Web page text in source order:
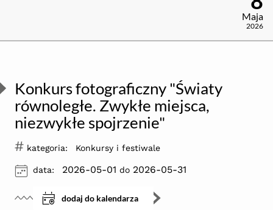
Maja
2026
Konkurs fotograficzny "Światy
równoległe. Zwykłe miejsca,
niezwykłe spojrzenie"
dodaj do kalendarza
# kategoria: Konkursy i festiwale
ikona
data: 2026-05-01 do 2026-05-31